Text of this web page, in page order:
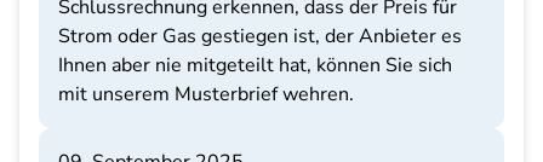
Schlussrechnung erkennen, dass der Preis für
Strom oder Gas gestiegen ist, der Anbieter es
Ihnen aber nie mitgeteilt hat, können Sie sich
mit unserem Musterbrief wehren.